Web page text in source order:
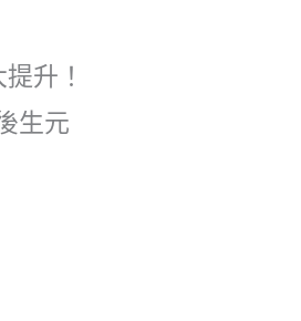
升！
生元